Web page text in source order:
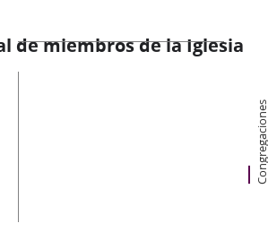
de miembros de la Iglesia
Congregaciones